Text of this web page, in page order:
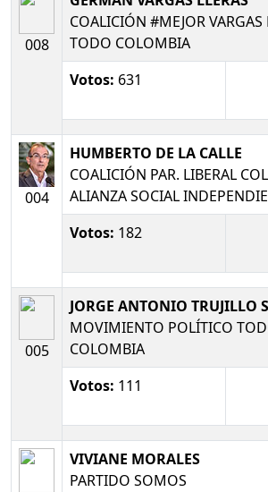
008
COALICIÓN #MEJOR VARGAS
TODO COLOMBIA
Votos: 631
004
HUMBERTO DE LA CALLE
COALICIÓN PAR. LIBERAL
ALIANZA SOCIAL
Votos: 182
005
JORGE ANTONIO TRUJILLO
MOVIMIENTO POLÍTICO
COLOMBIA
Votos: 111
VIVIANE MORALES
PARTIDO SOMOS